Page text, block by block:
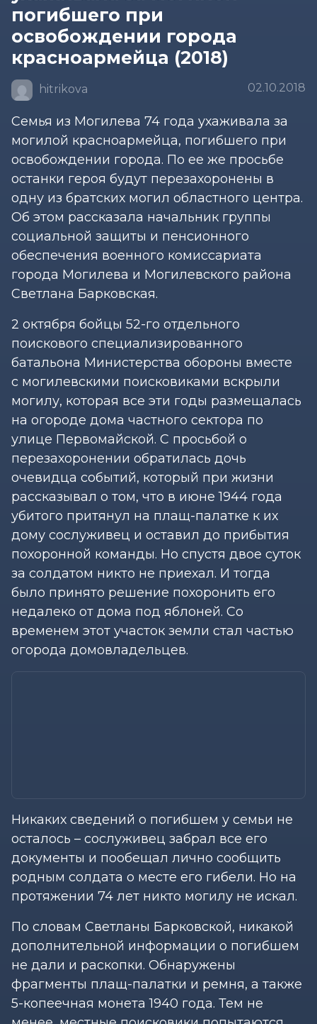
погибшего при
освобождении города
красноармейца (2018)
hitrikova 02.10.2018
Семья из Могилева 74 года ухаживала за
могилой красноармейца, погибшего при
освобождении города. По ее же просьбе
останки героя будут перезахоронены в
одну из братских могил областного центра.
Об этом рассказала начальник группы
социальной защиты и пенсионного
обеспечения военного комиссариата
города Могилева и Могилевского района
Светлана Барковская.
2 октября бойцы 52-го отдельного
поискового специализированного
батальона Министерства обороны вместе
с могилевскими поисковиками вскрыли
могилу, которая все эти годы размещалась
на огороде дома частного сектора по
улице Первомайской. С просьбой о
перезахоронении обратилась дочь
очевидца событий, который при жизни
рассказывал о том, что в июне 1944 года
убитого притянул на плащ-палатке к их
дому сослуживец и оставил до прибытия
похоронной команды. Но спустя двое суток
за солдатом никто не приехал. И тогда
было принято решение похоронить его
недалеко от дома под яблоней. Со
временем этот участок земли стал частью
огорода домовладельцев.
Никаких сведений о погибшем у семьи не
осталось – сослуживец забрал все его
документы и пообещал лично сообщить
родным солдата о месте его гибели. Но на
протяжении 74 лет никто могилу не искал.
По словам Светланы Барковской, никакой
дополнительной информации о погибшем
не дали и раскопки. Обнаружены
фрагменты плащ-палатки и ремня, а также
5-копеечная монета 1940 года. Тем не